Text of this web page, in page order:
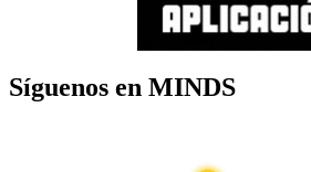
Síguenos en MINDS